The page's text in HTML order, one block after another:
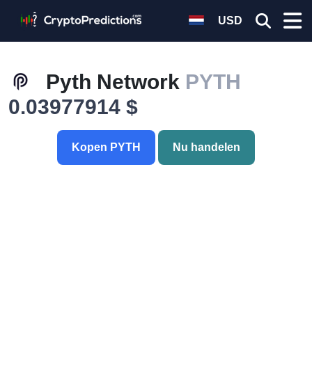
USD
Pyth Network PYTH
0.03977914 $
Kopen PYTH Nu handelen